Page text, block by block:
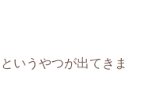
いうやつが出てきま